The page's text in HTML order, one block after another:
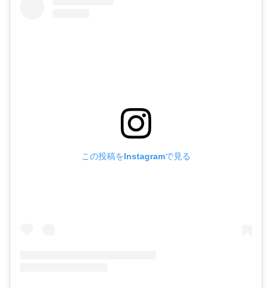
この投稿をInstagramで見る